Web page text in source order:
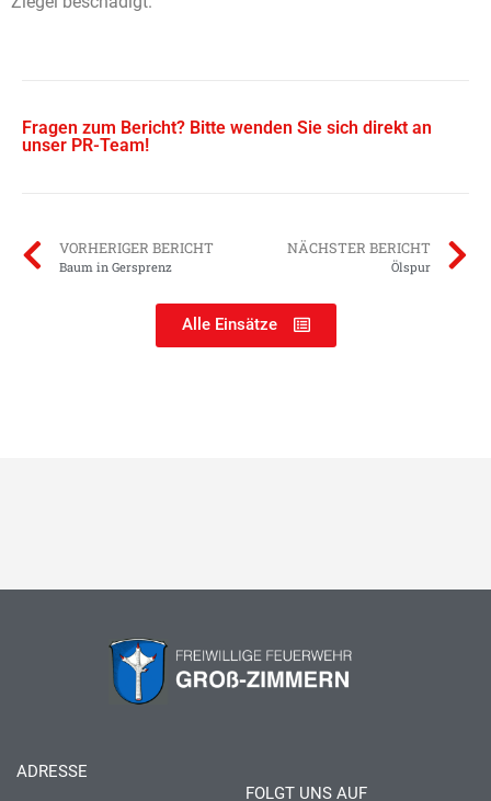
Fragen zum Bericht? Bitte wenden Sie sich direkt an
unser PR-Team!
VORHERIGER BERICHT
Baum in Gersprenz
NÄCHSTER BERICHT
Ölspur
Alle Einsätze
ADRESSE
FOLGT UNS AUF